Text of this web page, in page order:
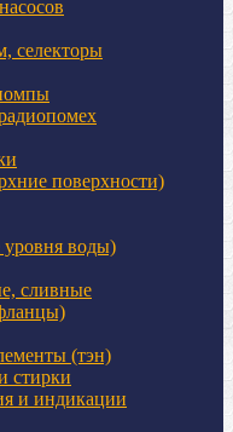
селекторы
поверхности)
уровня воды)
сливные
(тэн)
стирки
и индикации